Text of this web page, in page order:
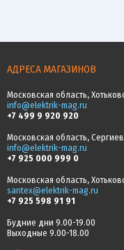
АДРЕСА МАГАЗИНОВ
Московская область,
info@elektrik-mag.ru
+7 499 9 920 920
Московская область,
info@elektrik-mag.ru
+7 925 000 999 0
Московская область,
santex@elektrik-mag.ru
+7 925 598 91 91
Будние дни 9.00-19.00
Выходные 9.00-18.00